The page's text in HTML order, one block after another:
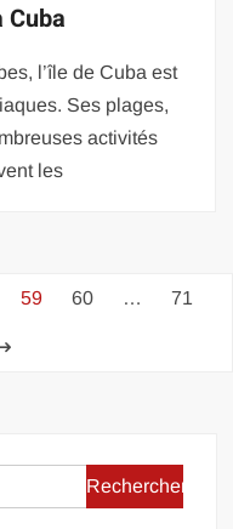
Cuba
l’île de Cuba est
Ses plages,
activités
les
59 60 … 71
Rechercher :